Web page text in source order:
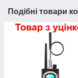
Подібні товари